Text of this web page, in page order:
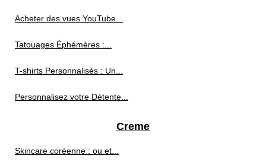
Acheter des vues YouTube...
Tatouages Éphémères :...
T-shirts Personnalisés : Un...
Personnalisez votre Détente...
Creme
Skincare coréenne : ou et...